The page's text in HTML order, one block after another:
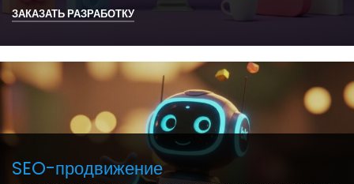
ЗАКАЗАТЬ РАЗРАБОТКУ
SEO-продвижение